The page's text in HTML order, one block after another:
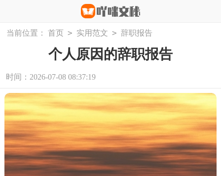
当前位置： 首页 > 实用范文 > 辞职报告
个人原因的辞职报告
时间：2026-07-08 08:37:19